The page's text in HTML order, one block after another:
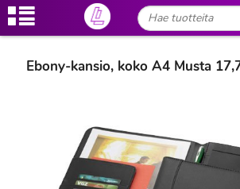
Ebony-kansio, koko A4 Musta